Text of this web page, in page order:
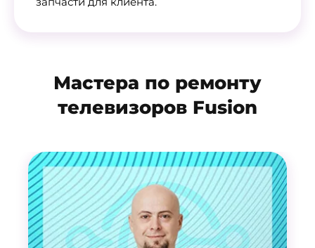
Мастера по ремонту
телевизоров Fusion